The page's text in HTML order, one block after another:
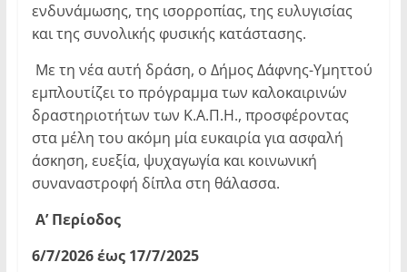
ενδυνάμωσης, της ισορροπίας, της ευλυγισίας
και της συνολικής φυσικής κατάστασης.
Με τη νέα αυτή δράση, ο Δήμος Δάφνης-Υμηττού
εμπλουτίζει το πρόγραμμα των καλοκαιρινών
δραστηριοτήτων των Κ.Α.Π.Η., προσφέροντας
στα μέλη του ακόμη μία ευκαιρία για ασφαλή
άσκηση, ευεξία, ψυχαγωγία και κοινωνική
συναναστροφή δίπλα στη θάλασσα.
Α’ Περίοδος
6/7/2026 έως 17/7/2025